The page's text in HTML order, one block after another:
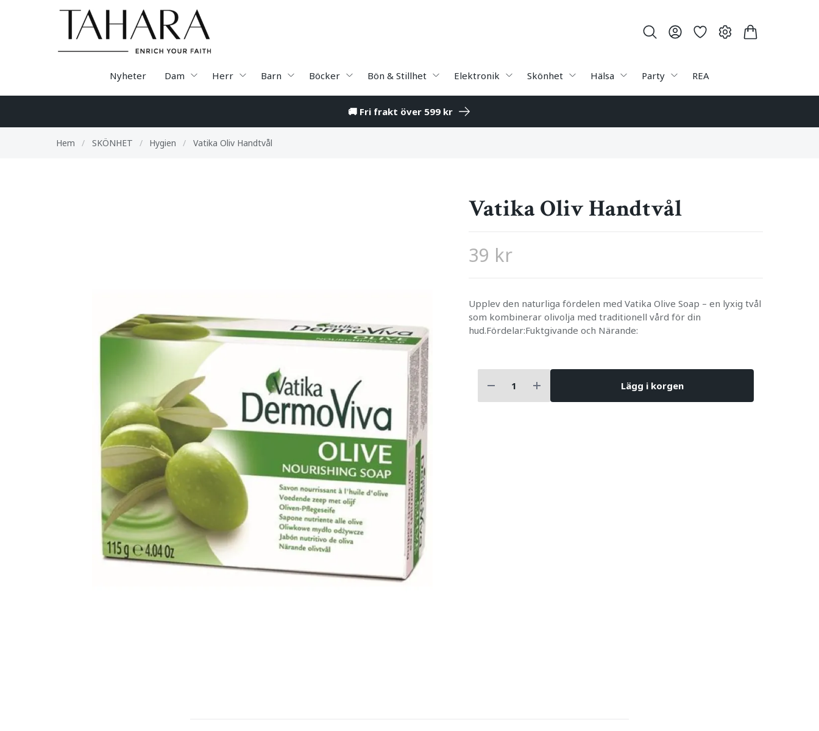
Nyheter Dam Herr Barn Böcker Bön & Stillhet Elektronik Skönhet Hälsa Party REA
🚚 Fri frakt över 599 kr
Hem / SKÖNHET / Hygien / Vatika Oliv Handtvål
Vatika Oliv Handtvål
39 kr
Upplev den naturliga fördelen med Vatika Olive Soap – en lyxig tvål
som kombinerar olivolja med traditionell vård för din
hud.Fördelar:Fuktgivande och Närande:
Lägg i korgen